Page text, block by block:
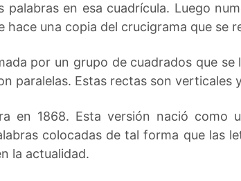
en esa cuadrícula. Luego
una copia del crucigrama que se
por un grupo de cuadrados que se
paralelas. Estas rectas son verticales
en 1868. Esta versión nació como
colocadas de tal forma que las
la actualidad.